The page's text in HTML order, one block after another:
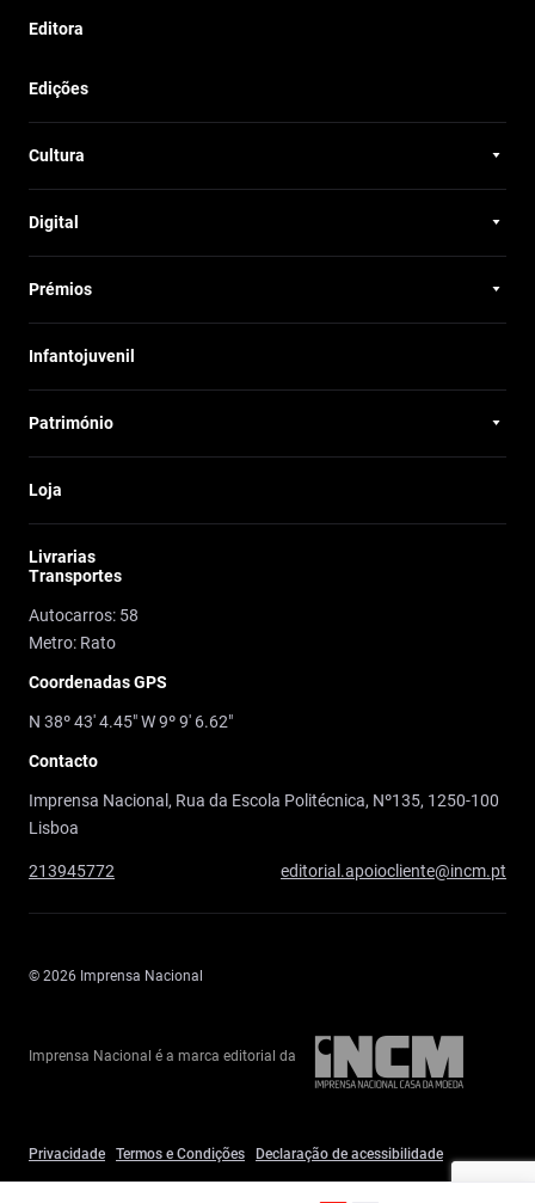
Editora
Edições
Cultura
Digital
Prémios
Infantojuvenil
Património
Loja
Livrarias
Transportes
Autocarros: 58
Metro: Rato
Coordenadas GPS
N 38º 43' 4.45" W 9º 9' 6.62"
Contacto
Imprensa Nacional, Rua da Escola Politécnica, Nº135, 1250-100
Lisboa
213945772 editorial.apoiocliente@incm.pt
© 2026 Imprensa Nacional
Imprensa Nacional é a marca editorial da
Privacidade Termos e Condições Declaração de acessibilidade